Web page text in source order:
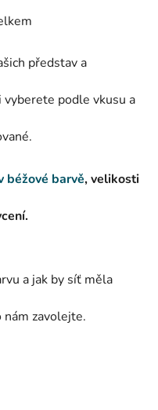
představ a
podle vkusu a
béžové barvě, velikosti
a jak by síť měla
nám zavolejte.